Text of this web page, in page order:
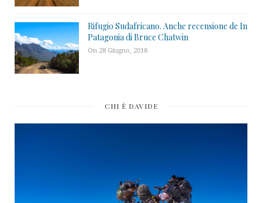
Rifugio Sudafricano. Anche recensione de In
Patagonia di Bruce Chatwin
On 28 Giugno, 2018
CHI È DAVIDE